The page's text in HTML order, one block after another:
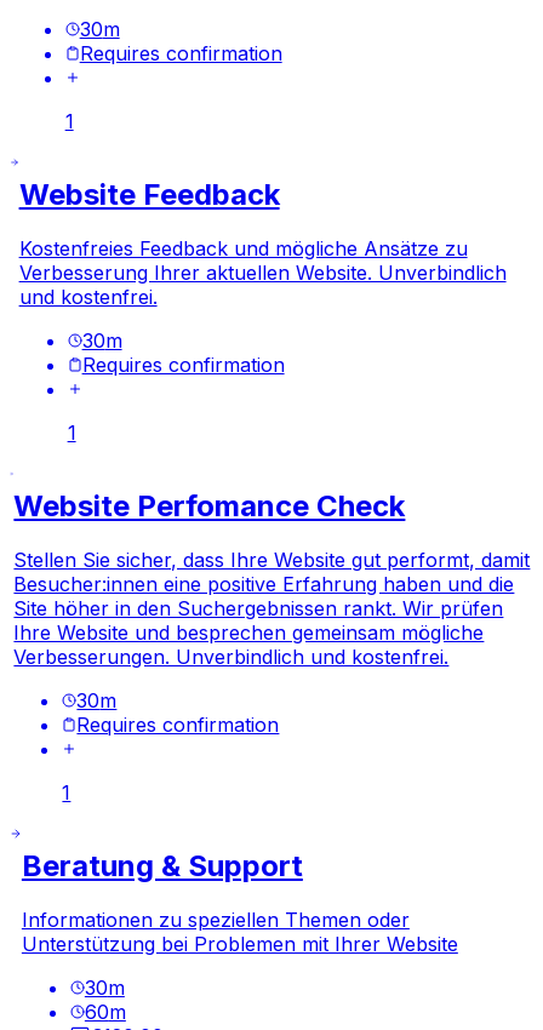
30m
Requires confirmation
1
Website Feedback
Kostenfreies Feedback und mögliche Ansätze zu
Verbesserung Ihrer aktuellen Website. Unverbindlich
und kostenfrei.
30m
Requires confirmation
1
Website Perfomance Check
Stellen Sie sicher, dass Ihre Website gut performt, damit
Besucher:innen eine positive Erfahrung haben und die
Site höher in den Suchergebnissen rankt. Wir prüfen
Ihre Website und besprechen gemeinsam mögliche
Verbesserungen. Unverbindlich und kostenfrei.
30m
Requires confirmation
1
Beratung & Support
Informationen zu speziellen Themen oder
Unterstützung bei Problemen mit Ihrer Website
30m
60m